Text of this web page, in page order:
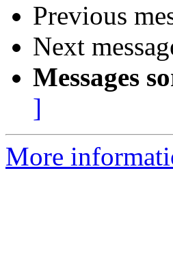
Previous
Next
Messages
]
More